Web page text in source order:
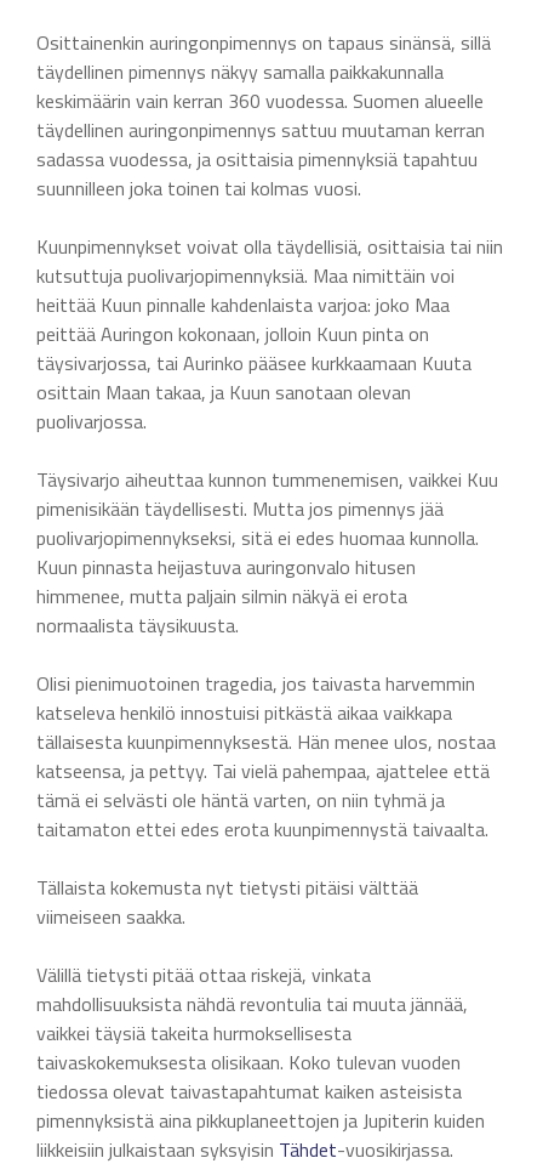
Osittainenkin auringonpimennys on tapaus sinänsä, sillä
täydellinen pimennys näkyy samalla paikkakunnalla
keskimäärin vain kerran 360 vuodessa. Suomen alueelle
täydellinen auringonpimennys sattuu muutaman kerran
sadassa vuodessa, ja osittaisia pimennyksiä tapahtuu
suunnilleen joka toinen tai kolmas vuosi.
Kuunpimennykset voivat olla täydellisiä, osittaisia tai niin
kutsuttuja puolivarjopimennyksiä. Maa nimittäin voi
heittää Kuun pinnalle kahdenlaista varjoa: joko Maa
peittää Auringon kokonaan, jolloin Kuun pinta on
täysivarjossa, tai Aurinko pääsee kurkkaamaan Kuuta
osittain Maan takaa, ja Kuun sanotaan olevan
puolivarjossa.
Täysivarjo aiheuttaa kunnon tummenemisen, vaikkei Kuu
pimenisikään täydellisesti. Mutta jos pimennys jää
puolivarjopimennykseksi, sitä ei edes huomaa kunnolla.
Kuun pinnasta heijastuva auringonvalo hitusen
himmenee, mutta paljain silmin näkyä ei erota
normaalista täysikuusta.
Olisi pienimuotoinen tragedia, jos taivasta harvemmin
katseleva henkilö innostuisi pitkästä aikaa vaikkapa
tällaisesta kuunpimennyksestä. Hän menee ulos, nostaa
katseensa, ja pettyy. Tai vielä pahempaa, ajattelee että
tämä ei selvästi ole häntä varten, on niin tyhmä ja
taitamaton ettei edes erota kuunpimennystä taivaalta.
Tällaista kokemusta nyt tietysti pitäisi välttää
viimeiseen saakka.
Välillä tietysti pitää ottaa riskejä, vinkata
mahdollisuuksista nähdä revontulia tai muuta jännää,
vaikkei täysiä takeita hurmoksellisesta
taivaskokemuksesta olisikaan. Koko tulevan vuoden
tiedossa olevat taivastapahtumat kaiken asteisista
pimennyksistä aina pikkuplaneettojen ja Jupiterin kuiden
liikkeisiin julkaistaan syksyisin Tähdet-vuosikirjassa.